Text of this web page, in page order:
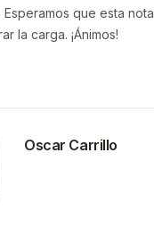
que esta
la carga. ¡Ánimos!
Oscar Carrillo